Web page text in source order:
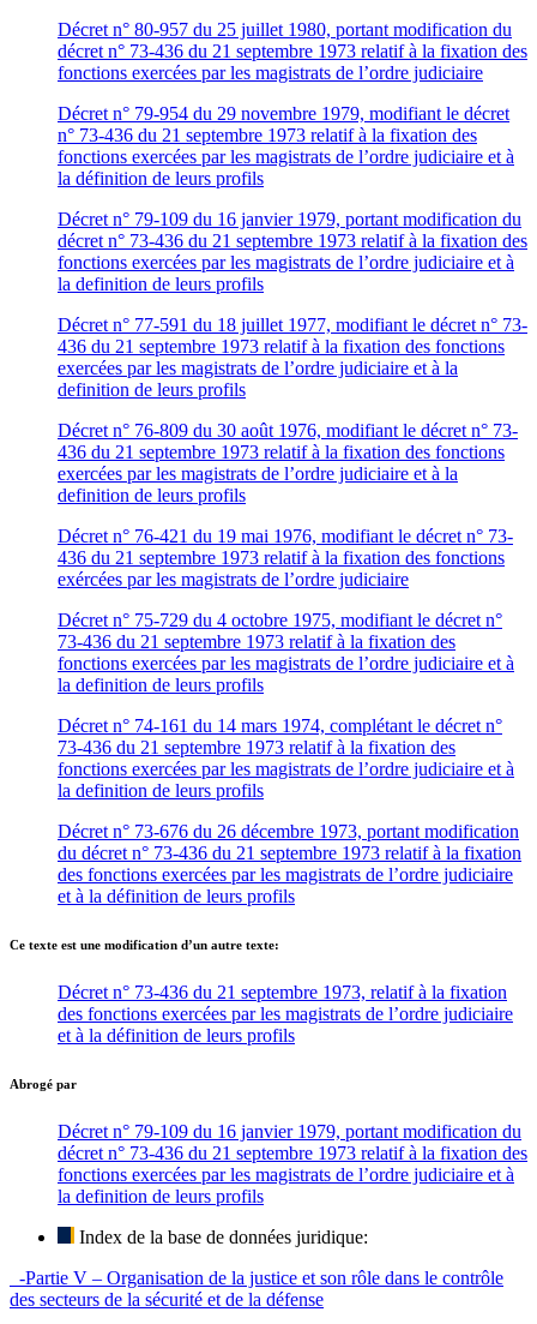
Décret n° 80-957 du 25 juillet 1980, portant modification du
décret n° 73-436 du 21 septembre 1973 relatif à la fixation des
fonctions exercées par les magistrats de l’ordre judiciaire
Décret n° 79-954 du 29 novembre 1979, modifiant le décret
n° 73-436 du 21 septembre 1973 relatif à la fixation des
fonctions exercées par les magistrats de l’ordre judiciaire et à
la définition de leurs profils
Décret n° 79-109 du 16 janvier 1979, portant modification du
décret n° 73-436 du 21 septembre 1973 relatif à la fixation des
fonctions exercées par les magistrats de l’ordre judiciaire et à
la definition de leurs profils
Décret n° 77-591 du 18 juillet 1977, modifiant le décret n° 73-
436 du 21 septembre 1973 relatif à la fixation des fonctions
exercées par les magistrats de l’ordre judiciaire et à la
definition de leurs profils
Décret n° 76-809 du 30 août 1976, modifiant le décret n° 73-
436 du 21 septembre 1973 relatif à la fixation des fonctions
exercées par les magistrats de l’ordre judiciaire et à la
definition de leurs profils
Décret n° 76-421 du 19 mai 1976, modifiant le décret n° 73-
436 du 21 septembre 1973 relatif à la fixation des fonctions
exércées par les magistrats de l’ordre judiciaire
Décret n° 75-729 du 4 octobre 1975, modifiant le décret n°
73-436 du 21 septembre 1973 relatif à la fixation des
fonctions exercées par les magistrats de l’ordre judiciaire et à
la definition de leurs profils
Décret n° 74-161 du 14 mars 1974, complétant le décret n°
73-436 du 21 septembre 1973 relatif à la fixation des
fonctions exercées par les magistrats de l’ordre judiciaire et à
la definition de leurs profils
Décret n° 73-676 du 26 décembre 1973, portant modification
du décret n° 73-436 du 21 septembre 1973 relatif à la fixation
des fonctions exercées par les magistrats de l’ordre judiciaire
et à la définition de leurs profils
Ce texte est une modification d’un autre texte:
Décret n° 73-436 du 21 septembre 1973, relatif à la fixation
des fonctions exercées par les magistrats de l’ordre judiciaire
et à la définition de leurs profils
Abrogé par
Décret n° 79-109 du 16 janvier 1979, portant modification du
décret n° 73-436 du 21 septembre 1973 relatif à la fixation des
fonctions exercées par les magistrats de l’ordre judiciaire et à
la definition de leurs profils
Index de la base de données juridique:
-Partie V – Organisation de la justice et son rôle dans le contrôle
des secteurs de la sécurité et de la défense